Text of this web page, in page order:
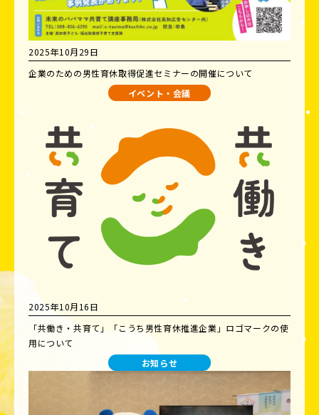
2025年10月29日
企業のための男性育休取得促進セミナーの開催について
イベント・会議
2025年10月16日
「共働き・共育て」「こうち男性育休推進企業」ロゴマークの使
用について
お知らせ